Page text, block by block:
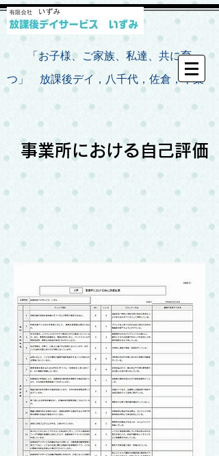
​
「お子様、ご家族、私達、共に育
つ」 放課後デイ，八千代，佐倉，千葉
​事業所における自己評価